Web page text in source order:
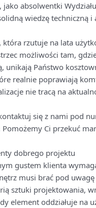
jako absolwentki
wiedzę techniczną i
rzutuje na lata
możliwości tam,
unikają Państwo
realnie poprawiają
nie tracą na
się z nami pod
Ci przekuć
dobrego projektu
gustem klienta
musi brać pod
sztuki projektowania,
element oddziałuje na